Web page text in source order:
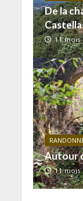
De la
11 mois
Autour
11 mois